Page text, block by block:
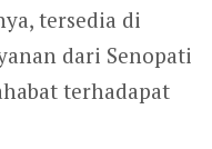
tersedia di
dari Senopati
terhadapat